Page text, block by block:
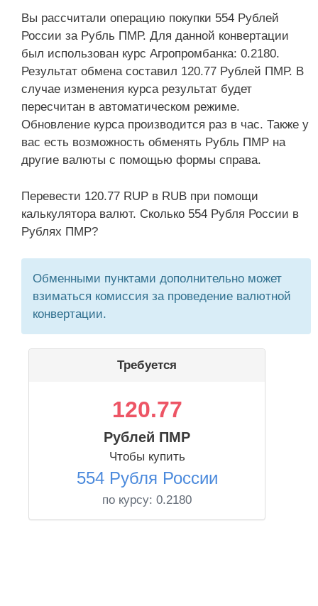
Вы рассчитали операцию покупки 554 Рублей
России за Рубль ПМР. Для данной конвертации
был использован курс Агропромбанка: 0.2180.
Результат обмена составил 120.77 Рублей ПМР. В
случае изменения курса результат будет
пересчитан в автоматическом режиме.
Обновление курса производится раз в час. Также у
вас есть возможность обменять Рубль ПМР на
другие валюты с помощью формы справа.
Перевести 120.77 RUP в RUB при помощи
калькулятора валют. Сколько 554 Рубля России в
Рублях ПМР?
Обменными пунктами дополнительно может
взиматься комиссия за проведение валютной
конвертации.
Требуется
120.77
Рублей ПМР
Чтобы купить
554 Рубля России
по курсу: 0.2180